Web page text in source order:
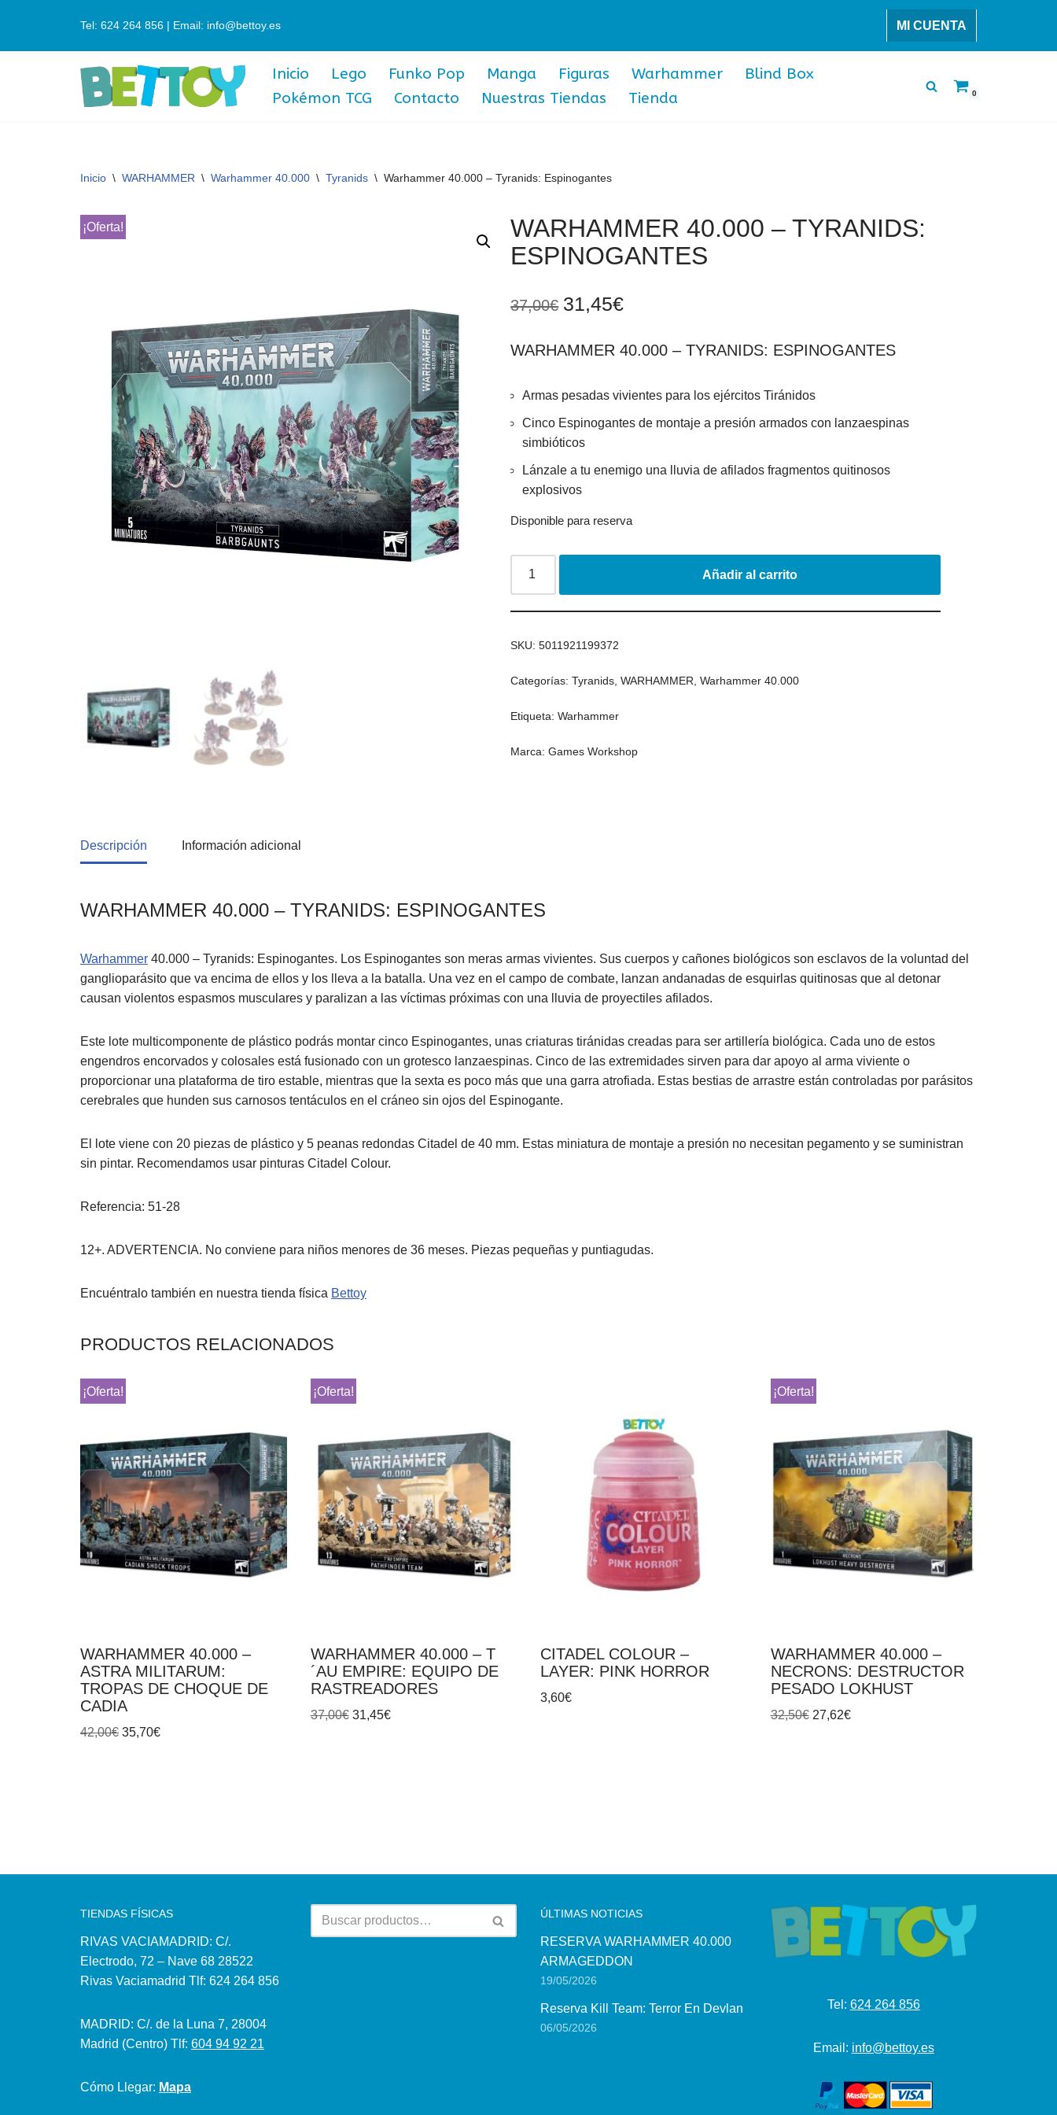
Tel: 624 264 856 | Email: info@bettoy.es MI CUENTA
Inicio Lego Funko Pop Manga Figuras Warhammer
Blind Box
Pokémon TCG
Contacto Nuestras Tiendas Tienda 0
Inicio \ WARHAMMER \ Warhammer 40.000 \ Tyranids \ Warhammer 40.000 – Tyranids: Espinogantes
¡Oferta!
WARHAMMER 40.000 – TYRANIDS:
ESPINOGANTES
37,00€ 31,45€
WARHAMMER 40.000 – TYRANIDS: ESPINOGANTES
Armas pesadas vivientes para los ejércitos Tiránidos
Cinco Espinogantes de montaje a presión armados con lanzaespinas
simbióticos
Lánzale a tu enemigo una lluvia de afilados fragmentos quitinosos
explosivos
Disponible para reserva
Añadir al carrito
SKU:5011921199372
Categorías:Tyranids ,WARHAMMER ,Warhammer 40.000
Etiqueta:Warhammer
Marca:Games Workshop
Descripción Información adicional
WARHAMMER 40.000 – TYRANIDS: ESPINOGANTES
Warhammer 40.000 – Tyranids: Espinogantes. Los Espinogantes son meras armas vivientes. Sus cuerpos y cañones biológicos son esclavos de la voluntad del
ganglioparásito que va encima de ellos y los lleva a la batalla. Una vez en el campo de combate, lanzan andanadas de esquirlas quitinosas que al detonar
causan violentos espasmos musculares y paralizan a las víctimas próximas con una lluvia de proyectiles afilados.
Este lote multicomponente de plástico podrás montar cinco Espinogantes, unas criaturas tiránidas creadas para ser artillería biológica. Cada uno de estos
engendros encorvados y colosales está fusionado con un grotesco lanzaespinas. Cinco de las extremidades sirven para dar apoyo al arma viviente o
proporcionar una plataforma de tiro estable, mientras que la sexta es poco más que una garra atrofiada. Estas bestias de arrastre están controladas por parásitos
cerebrales que hunden sus carnosos tentáculos en el cráneo sin ojos del Espinogante.
El lote viene con 20 piezas de plástico y 5 peanas redondas Citadel de 40 mm. Estas miniatura de montaje a presión no necesitan pegamento y se suministran
sin pintar. Recomendamos usar pinturas Citadel Colour.
Referencia: 51-28
12+. ADVERTENCIA. No conviene para niños menores de 36 meses. Piezas pequeñas y puntiagudas.
Encuéntralo también en nuestra tienda física Bettoy
PRODUCTOS RELACIONADOS
¡Oferta!
WARHAMMER 40.000 –
ASTRA MILITARUM:
TROPAS DE CHOQUE DE
CADIA
42,00€ 35,70€
¡Oferta!
WARHAMMER 40.000 – T
´AU EMPIRE: EQUIPO DE
RASTREADORES
37,00€ 31,45€
CITADEL COLOUR –
LAYER: PINK HORROR
3,60€
¡Oferta!
WARHAMMER 40.000 –
NECRONS: DESTRUCTOR
PESADO LOKHUST
32,50€ 27,62€
TIENDAS FÍSICAS
RIVAS VACIAMADRID: C/.
Electrodo, 72 – Nave 68 28522
Rivas Vaciamadrid Tlf: 624 264 856
MADRID: C/. de la Luna 7, 28004
Madrid (Centro) Tlf: 604 94 92 21
Cómo Llegar: Mapa
ÚLTIMAS NOTICIAS
RESERVA WARHAMMER 40.000
ARMAGEDDON
19/05/2026
Reserva Kill Team: Terror En Devlan
06/05/2026
Tel: 624 264 856
Email: info@bettoy.es